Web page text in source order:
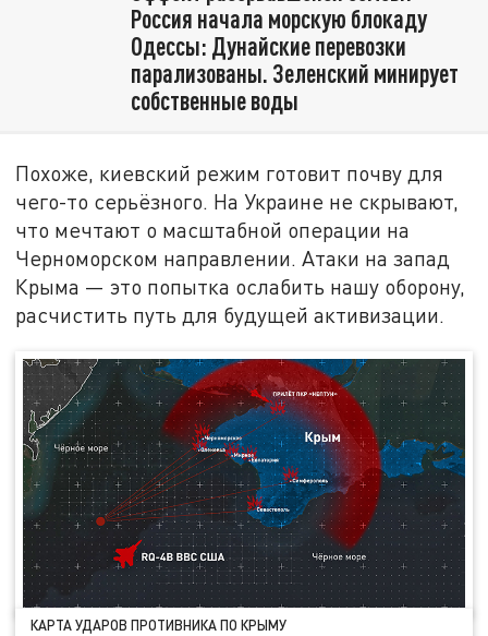
Россия начала морскую блокаду
Одессы: Дунайские перевозки
парализованы. Зеленский минирует
собственные воды
Похоже, киевский режим готовит почву для
чего-то серьёзного. На Украине не скрывают,
что мечтают о масштабной операции на
Черноморском направлении. Атаки на запад
Крыма — это попытка ослабить нашу оборону,
расчистить путь для будущей активизации.
КАРТА УДАРОВ ПРОТИВНИКА ПО КРЫМУ